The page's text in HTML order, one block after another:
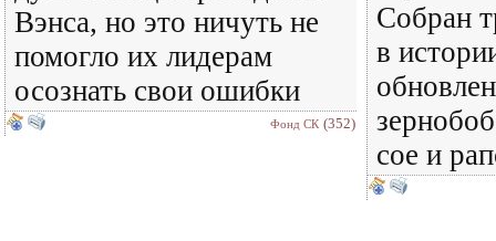
Вэнса, но это ничуть не
помогло их лидерам
осознать свои ошибки
Фонд СК (352)
Собран
в
сое и